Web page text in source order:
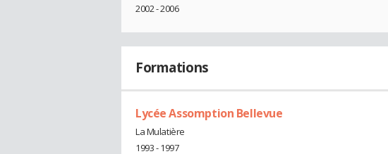
2002 - 2006
Formations
Lycée Assomption Bellevue
La Mulatière
1993 - 1997